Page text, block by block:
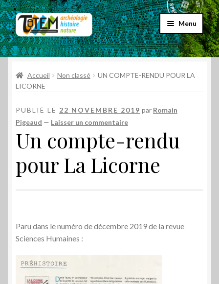
Aller
à
la
navigation
Aller
au
contenu
Menu
Accueil
Choix par genre
Ouvrir
Promos
Accueil Non classé
UN COMPTE-RENDU POUR LA
LICORNE
PUBLIÉ LE 22 NOVEMBRE 2019 par Romain
Pigeaud — Laisser un commentaire
Un compte-rendu
pour La Licorne
Paru dans le numéro de décembre 2019 de la revue
Sciences Humaines :